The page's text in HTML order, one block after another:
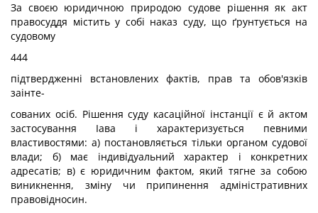
За своєю юридичною природою судове рішення як акт
правосуддя містить у собі наказ суду, що ґрунтується на
судовому
444
підтвердженні встановлених фактів, прав та обов'язків
заінте-
сованих осіб. Рішення суду касаційної інстанції є й актом
застосування Іава і характеризується певними
властивостями: а) постановляється тільки органом судової
влади; б) має індивідуальний характер і конкретних
адресатів; в) є юридичним фактом, який тягне за собою
виникнення, зміну чи припинення адміністративних
правовідносин.